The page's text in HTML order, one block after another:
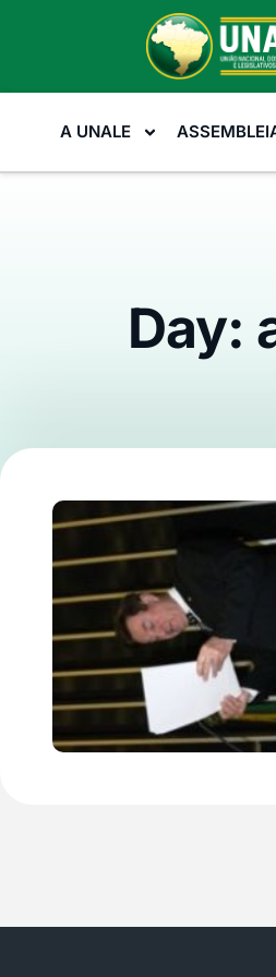
A UNALE
Day: